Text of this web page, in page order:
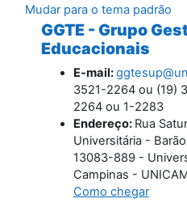
Mudar para o tema padrão
GGTE - Grupo
Educacionais
E-mail:
3521-2264 ou (19)
2264 ou 1-2283
Endereço: Rua
Universitária -
13083-889 -
Campinas -
Como chegar